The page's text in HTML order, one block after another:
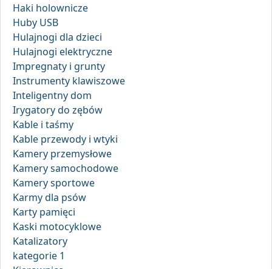
Haki holownicze
Huby USB
Hulajnogi dla dzieci
Hulajnogi elektryczne
Impregnaty i grunty
Instrumenty klawiszowe
Inteligentny dom
Irygatory do zębów
Kable i taśmy
Kable przewody i wtyki
Kamery przemysłowe
Kamery samochodowe
Kamery sportowe
Karmy dla psów
Karty pamięci
Kaski motocyklowe
Katalizatory
kategorie 1